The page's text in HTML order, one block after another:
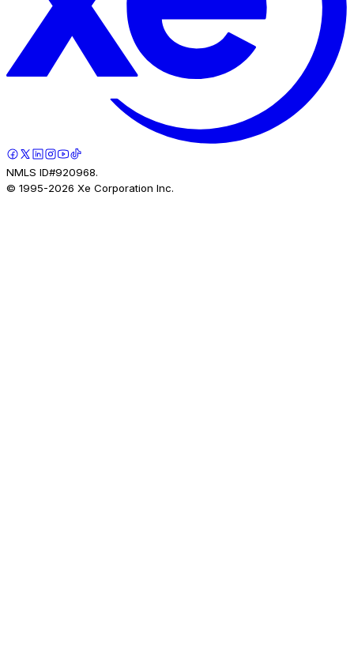
NMLS ID#920968.
© 1995-2026 Xe Corporation Inc.